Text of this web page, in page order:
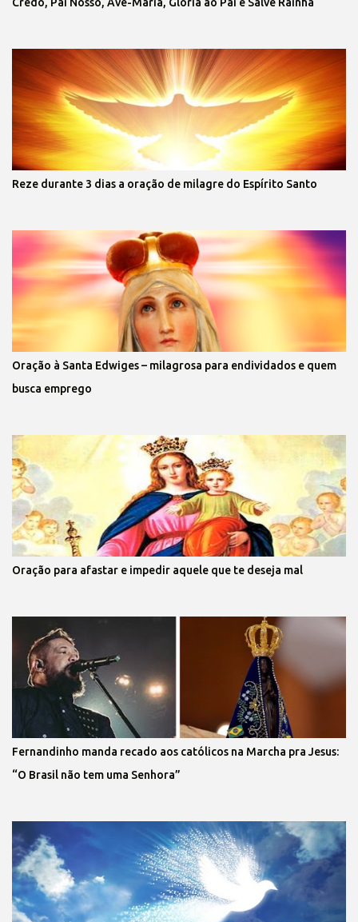
Reze durante 3 dias a oração de milagre do Espírito Santo
Oração à Santa Edwiges – milagrosa para endividados e quem
busca emprego
Oração para afastar e impedir aquele que te deseja mal
Fernandinho manda recado aos católicos na Marcha pra Jesus:
“O Brasil não tem uma Senhora”